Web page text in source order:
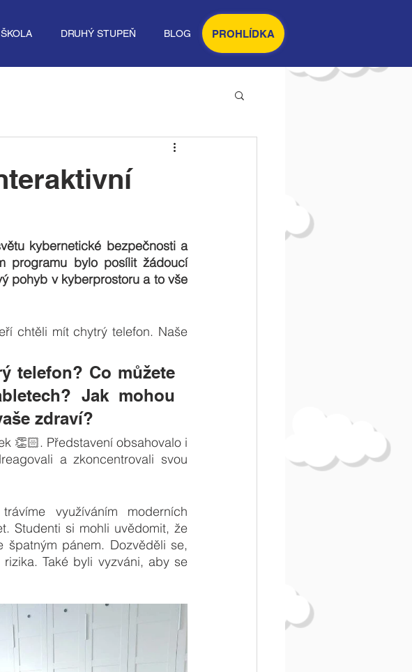
DRUHÝ STUPEŇ BLOG PROHLÍDKA
kybernetické bezpečnosti a
programu bylo posílit žádoucí
pohyb v kyberprostoru a to vše
chtěli mít chytrý telefon. Naše
telefon? Co můžete
Jak mohou
zdraví?
👏🏻. Představení obsahovalo i
a zkoncentrovali svou
využíváním moderních
Studenti si mohli uvědomit, že
špatným pánem. Dozvěděli se,
Také byli vyzváni, aby se